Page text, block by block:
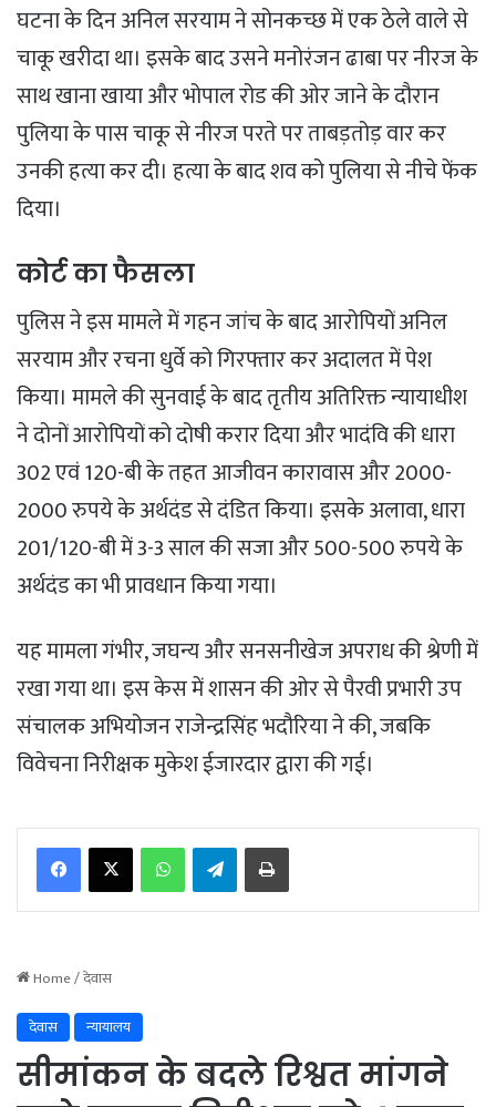
घटना के दिन अनिल सरयाम ने सोनकच्छ में एक ठेले वाले से
चाकू खरीदा था। इसके बाद उसने मनोरंजन ढाबा पर नीरज के
साथ खाना खाया और भोपाल रोड की ओर जाने के दौरान
पुलिया के पास चाकू से नीरज परते पर ताबड़तोड़ वार कर
उनकी हत्या कर दी। हत्या के बाद शव को पुलिया से नीचे फेंक
दिया।
कोर्ट का फैसला
पुलिस ने इस मामले में गहन जांच के बाद आरोपियों अनिल
सरयाम और रचना धुर्वे को गिरफ्तार कर अदालत में पेश
किया। मामले की सुनवाई के बाद तृतीय अतिरिक्त न्यायाधीश
ने दोनों आरोपियों को दोषी करार दिया और भादंवि की धारा
302 एवं 120-बी के तहत आजीवन कारावास और 2000-
2000 रुपये के अर्थदंड से दंडित किया। इसके अलावा, धारा
201/120-बी में 3-3 साल की सजा और 500-500 रुपये के
अर्थदंड का भी प्रावधान किया गया।
यह मामला गंभीर, जघन्य और सनसनीखेज अपराध की श्रेणी में
रखा गया था। इस केस में शासन की ओर से पैरवी प्रभारी उप
संचालक अभियोजन राजेन्द्रसिंह भदौरिया ने की, जबकि
विवेचना निरीक्षक मुकेश ईजारदार द्वारा की गई।
WhatsAppTelegramPrint